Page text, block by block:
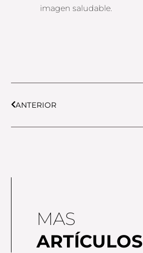
imagen saludable.
ANTERIOR
MAS
ARTÍCULOS